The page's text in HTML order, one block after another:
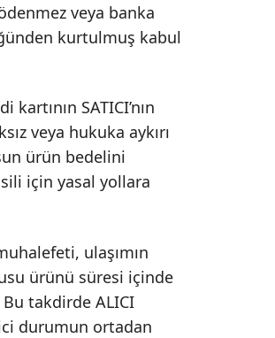
veya banka
kurtulmuş kabul
SATICI’nın
veya hukuka aykırı
ürün bedelini
için yasal yollara
ulaşımın
ürünü süresi içinde
takdirde ALICI
durumun ortadan